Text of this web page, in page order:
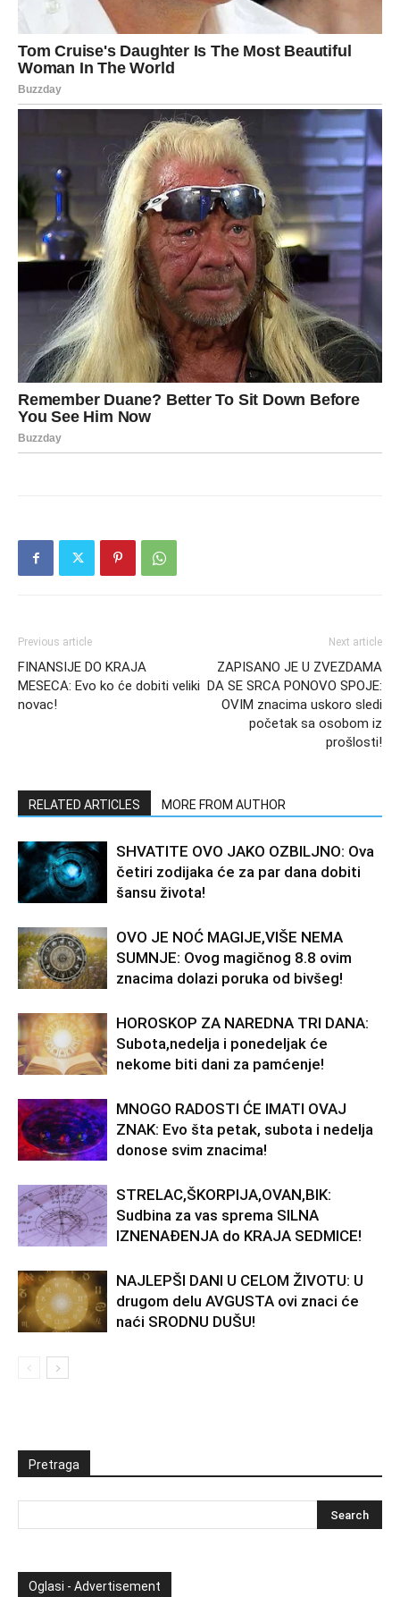
Previous article
FINANSIJE DO KRAJA
MESECA: Evo ko će dobiti veliki
novac!
Next article
ZAPISANO JE U ZVEZDAMA
DA SE SRCA PONOVO SPOJE:
OVIM znacima uskoro sledi
početak sa osobom iz
prošlosti!
RELATED ARTICLES MORE FROM AUTHOR
SHVATITE OVO JAKO OZBILJNO: Ova
četiri zodijaka će za par dana dobiti
šansu života!
OVO JE NOĆ MAGIJE,VIŠE NEMA
SUMNJE: Ovog magičnog 8.8 ovim
znacima dolazi poruka od bivšeg!
HOROSKOP ZA NAREDNA TRI DANA:
Subota,nedelja i ponedeljak će
nekome biti dani za pamćenje!
MNOGO RADOSTI ĆE IMATI OVAJ
ZNAK: Evo šta petak, subota i nedelja
donose svim znacima!
STRELAC,ŠKORPIJA,OVAN,BIK:
Sudbina za vas sprema SILNA
IZNENAĐENJA do KRAJA SEDMICE!
NAJLEPŠI DANI U CELOM ŽIVOTU: U
drugom delu AVGUSTA ovi znaci će
naći SRODNU DUŠU!
Pretraga
Oglasi - Advertisement